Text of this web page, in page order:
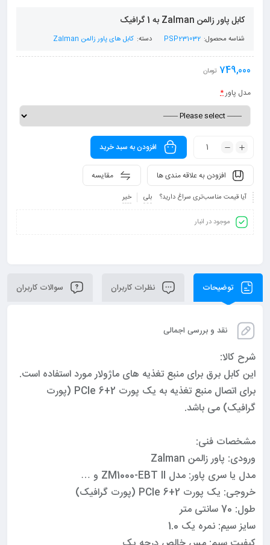
کابل پاور زالمن Zalman به 1 گرافیک
شناسه محصول: PSP231032 دسته: کابل های پاور زالمن Zalman
749,000 تومان
مدل پاور*
افزودن به سبد خرید
مقایسه افزودن به علاقه مندی ها
آیا قیمت مناسب‌تری سراغ دارید؟ بلی خیر
موجود در انبار
توضیحات نظرات کاربران سوالات کاربران
نقد و بررسی اجمالی
شرح کالا:
این کابل برق برای منبع تغذیه های ماژولار مورد استفاده است.
برای اتصال منبع تغذیه به یک پورت 2+6 PCIe (پورت
گرافیک) می باشد.
مشخصات فنی:
ورودی: پاور زالمن Zalman
مدل یا سری پاور: مدل ZM1000-EBT II و …
خروجی: یک پورت 2+6 PCIe (پورت گرافیک)
طول: 70 سانتی متر
سایز سیم: نمره یک 1.0